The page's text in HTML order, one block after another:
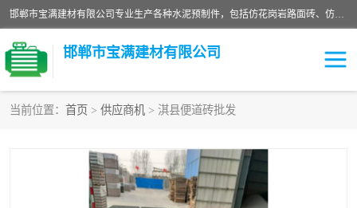
邯郸市宝满建材有限公司专业生产各种水泥预制件，包括仿花岗岩路面砖、仿花岗岩人行道砖、仿花岗岩路侧石、烧结砖、植草砖、码头砖连锁块、仿花岗岩路侧石、沙井盖、水泥盖板等各种水泥制品
邯郸市宝满建材有限公司
当前位置： 首页 > 供应商机 > 淇县便道砖批发
混凝土路沿石